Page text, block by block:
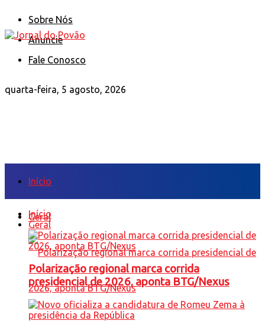
Sobre Nós
Anuncie
Fale Conosco
quarta-feira, 5 agosto, 2026
Início
Geral
Início
Geral
Polarização regional marca corrida
presidencial de 2026, aponta BTG/Nexus